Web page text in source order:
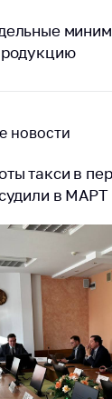
новости
такси в
в МАРТ